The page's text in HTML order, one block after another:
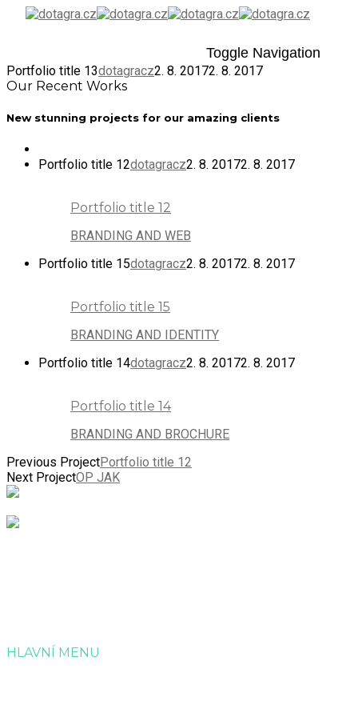
Toggle Navigation
Portfolio title 13dotagracz2. 8. 20172. 8. 2017
Our Recent Works
New stunning projects for our amazing clients
Portfolio title 12dotagracz2. 8. 20172. 8. 2017
Portfolio title 12
BRANDING AND WEB
Portfolio title 15dotagracz2. 8. 20172. 8. 2017
Portfolio title 15
BRANDING AND IDENTITY
Portfolio title 14dotagracz2. 8. 20172. 8. 2017
Portfolio title 14
BRANDING AND BROCHURE
Previous ProjectPortfolio title 12
Next ProjectOP JAK
HLAVNÍ MENU